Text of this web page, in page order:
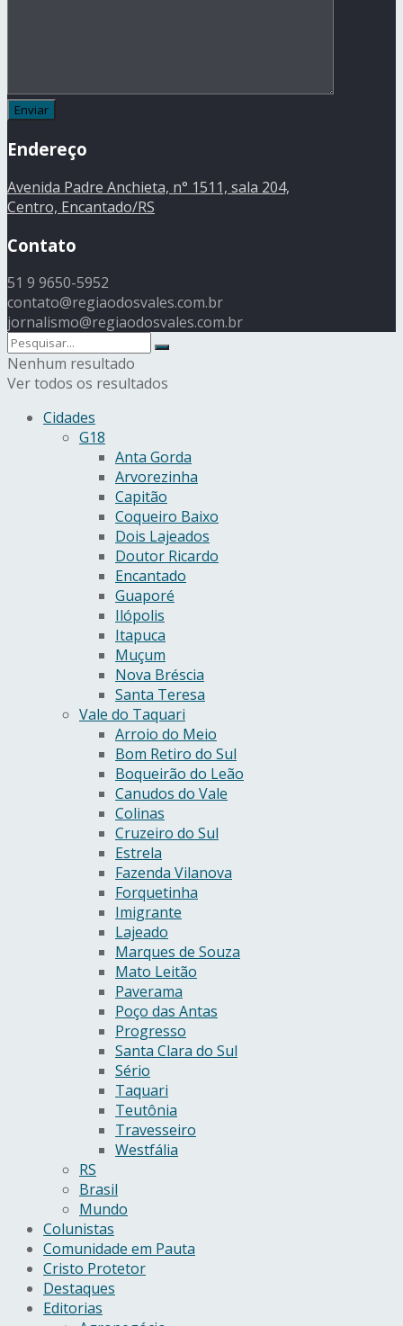
Endereço
Avenida Padre Anchieta, n° 1511, sala 204,
Centro, Encantado/RS
Contato
51 9 9650-5952
contato@regiaodosvales.com.br
jornalismo@regiaodosvales.com.br
Nenhum resultado
Ver todos os resultados
Cidades
G18
Anta Gorda
Arvorezinha
Capitão
Coqueiro Baixo
Dois Lajeados
Doutor Ricardo
Encantado
Guaporé
Ilópolis
Itapuca
Muçum
Nova Bréscia
Santa Teresa
Vale do Taquari
Arroio do Meio
Bom Retiro do Sul
Boqueirão do Leão
Canudos do Vale
Colinas
Cruzeiro do Sul
Estrela
Fazenda Vilanova
Forquetinha
Imigrante
Lajeado
Marques de Souza
Mato Leitão
Paverama
Poço das Antas
Progresso
Santa Clara do Sul
Sério
Taquari
Teutônia
Travesseiro
Westfália
RS
Brasil
Mundo
Colunistas
Comunidade em Pauta
Cristo Protetor
Destaques
Editorias